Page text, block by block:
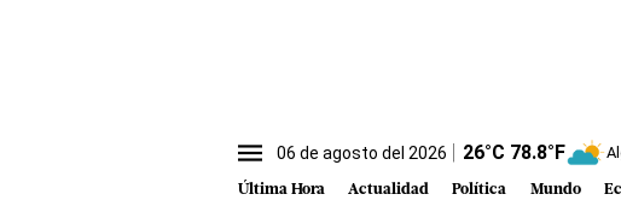
06 de agosto del 2026 26°C 78.8°F
Última Hora Actualidad Política Mundo